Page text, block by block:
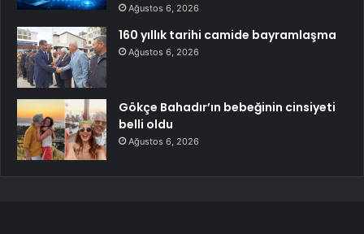
Ağustos 6, 2026
160 yıllık tarihi camide bayramlaşma
Ağustos 6, 2026
Gökçe Bahadır’ın bebeğinin cinsiyeti
belli oldu
Ağustos 6, 2026